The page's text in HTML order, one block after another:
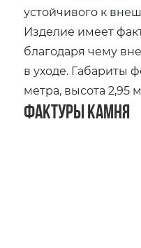
устойчивого к
Изделие имеет
благодаря чему
в уходе. Габариты
метра, высота 2,95
Фактуры камня